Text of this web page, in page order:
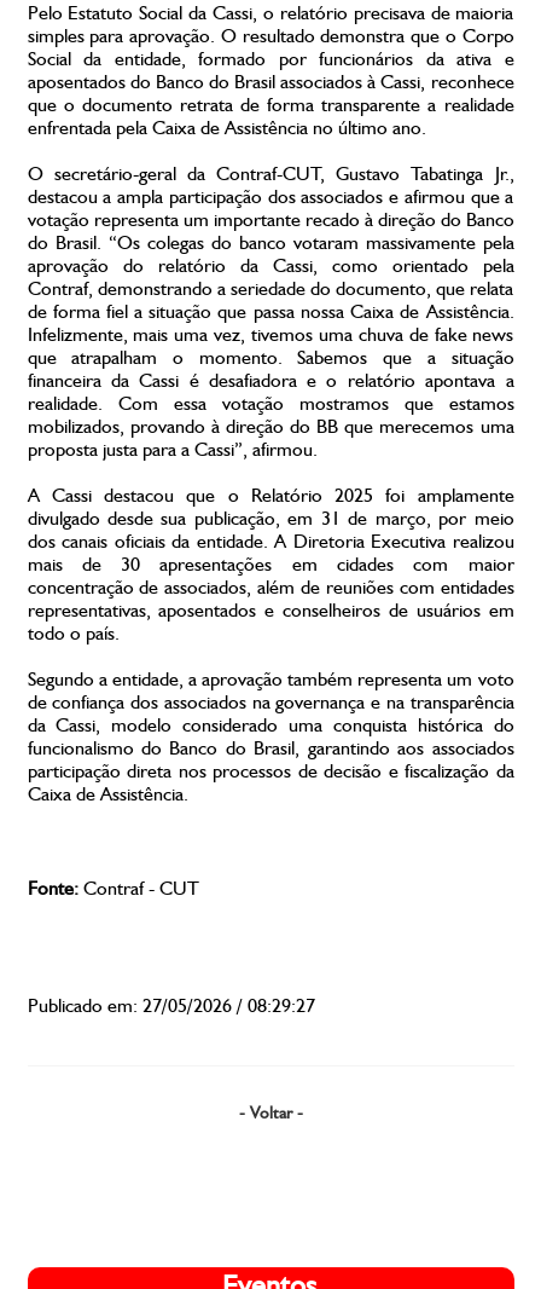
Pelo Estatuto Social da Cassi, o relatório precisava de maioria
simples para aprovação. O resultado demonstra que o Corpo
Social da entidade, formado por funcionários da ativa e
aposentados do Banco do Brasil associados à Cassi, reconhece
que o documento retrata de forma transparente a realidade
enfrentada pela Caixa de Assistência no último ano.
O secretário-geral da Contraf-CUT, Gustavo Tabatinga Jr.,
destacou a ampla participação dos associados e afirmou que a
votação representa um importante recado à direção do Banco
do Brasil. “Os colegas do banco votaram massivamente pela
aprovação do relatório da Cassi, como orientado pela
Contraf, demonstrando a seriedade do documento, que relata
de forma fiel a situação que passa nossa Caixa de Assistência.
Infelizmente, mais uma vez, tivemos uma chuva de fake news
que atrapalham o momento. Sabemos que a situação
financeira da Cassi é desafiadora e o relatório apontava a
realidade. Com essa votação mostramos que estamos
mobilizados, provando à direção do BB que merecemos uma
proposta justa para a Cassi”, afirmou.
A Cassi destacou que o Relatório 2025 foi amplamente
divulgado desde sua publicação, em 31 de março, por meio
dos canais oficiais da entidade. A Diretoria Executiva realizou
mais de 30 apresentações em cidades com maior
concentração de associados, além de reuniões com entidades
representativas, aposentados e conselheiros de usuários em
todo o país.
Segundo a entidade, a aprovação também representa um voto
de confiança dos associados na governança e na transparência
da Cassi, modelo considerado uma conquista histórica do
funcionalismo do Banco do Brasil, garantindo aos associados
participação direta nos processos de decisão e fiscalização da
Caixa de Assistência.
Fonte:Contraf - CUT
Publicado em: 27/05/2026 / 08:29:27
- Voltar -